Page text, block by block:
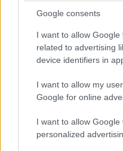
Google consents
I want to allow
related to advertising
device identifiers in
I want to allow my
Google for online
I want to allow Google
personalized
ΣΧΌΛΙΑ